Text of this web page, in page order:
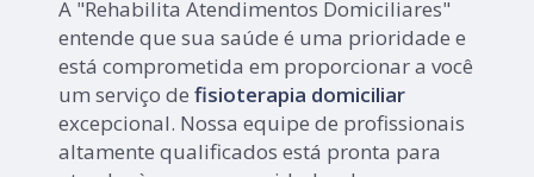
A "Rehabilita Atendimentos Domiciliares"
entende que sua saúde é uma prioridade e
está comprometida em proporcionar a você
um serviço defisioterapia domiciliar
excepcional. Nossa equipe de profissionais
altamente qualificados está pronta para